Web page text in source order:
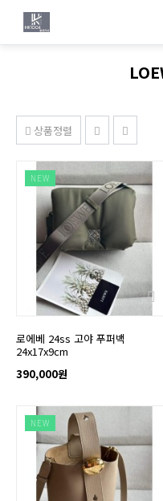
상품정렬
NEW
로에베 24ss 고야 푸퍼백
24x17x9cm
390,000원
NEW